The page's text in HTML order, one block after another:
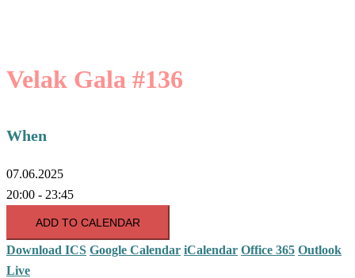
Velak Gala #136
When
07.06.2025
20:00 - 23:45
ADD TO CALENDAR
Download ICS Google Calendar iCalendar Office 365 Outlook
Live